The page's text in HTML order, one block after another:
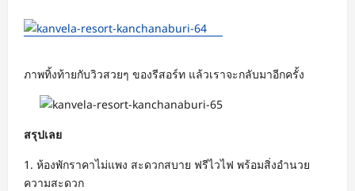
ภาพทิ้งท้ายกับวิวสวยๆ ของรีสอร์ท แล้วเราจะกลับมาอีกครั้ง
สรุปเลย
1. ห้องพักราคาไม่แพง สะดวกสบาย ฟรีไวไฟ พร้อมสิ่งอำนวย
ความสะดวก